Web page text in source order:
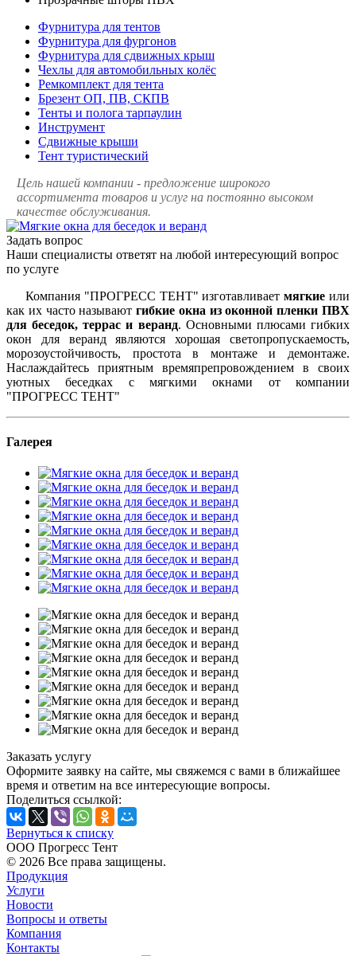
Фурнитура для тентов
Фурнитура для фургонов
Фурнитура для сдвижных крыш
Чехлы для автомобильных колёс
Ремкомплект для тента
Брезент ОП, ПВ, СКПВ
Тенты и полога тарпаулин
Инструмент
Сдвижные крыши
Тент туристический
Цель нашей компании - предложение широкого
ассортимента товаров и услуг на постоянно высоком
качестве обслуживания.
Задать вопрос
Наши специалисты ответят на любой интересующий вопрос
по услуге
Компания "ПРОГРЕСС ТЕНТ" изготавливаетмягкиеили
как их часто называют гибкие окна из оконной пленки ПВХ
для беседок, террас и веранд. Основными плюсами гибких
окон для веранд являются хорошая светопропускаемость,
морозоустойчивость, простота в монтаже и демонтаже.
Наслаждайтесь приятным времяпрепровождением в своих
уютных беседках с мягкими окнами от компании
"ПРОГРЕСС ТЕНТ"
Галерея
Заказать услугу
Оформите заявку на сайте, мы свяжемся с вами в ближайшее
время и ответим на все интересующие вопросы.
Поделиться ссылкой:
Вернуться к списку
ООО Прогресс Тент
© 2026 Все права защищены.
Продукция
Услуги
Новости
Вопросы и ответы
Компания
Контакты